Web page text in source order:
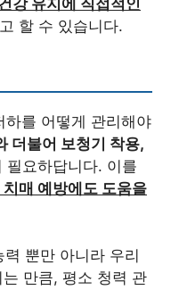
할 수 있습니다.
하를 어떻게 관리해야
더불어 보청기 착용,
필요하답니다. 이를
매 예방에도 도움을
뿐만 아니라 우리
는 만큼, 평소 청력 관